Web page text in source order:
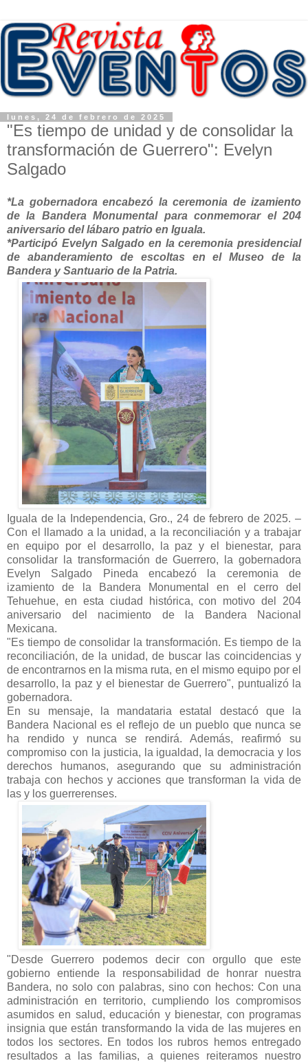
lunes, 24 de febrero de 2025
"Es tiempo de unidad y de consolidar la
transformación de Guerrero": Evelyn
Salgado
*La gobernadora encabezó la ceremonia de izamiento
de la Bandera Monumental para conmemorar el 204
aniversario del lábaro patrio en Iguala.
*Participó Evelyn Salgado en la ceremonia presidencial
de abanderamiento de escoltas en el Museo de la
Bandera y Santuario de la Patria.
Iguala de la Independencia, Gro., 24 de febrero de 2025. –
Con el llamado a la unidad, a la reconciliación y a trabajar
en equipo por el desarrollo, la paz y el bienestar, para
consolidar la transformación de Guerrero, la gobernadora
Evelyn Salgado Pineda encabezó la ceremonia de
izamiento de la Bandera Monumental en el cerro del
Tehuehue, en esta ciudad histórica, con motivo del 204
aniversario del nacimiento de la Bandera Nacional
Mexicana.
"Es tiempo de consolidar la transformación. Es tiempo de la
reconciliación, de la unidad, de buscar las coincidencias y
de encontrarnos en la misma ruta, en el mismo equipo por el
desarrollo, la paz y el bienestar de Guerrero", puntualizó la
gobernadora.
En su mensaje, la mandataria estatal destacó que la
Bandera Nacional es el reflejo de un pueblo que nunca se
ha rendido y nunca se rendirá. Además, reafirmó su
compromiso con la justicia, la igualdad, la democracia y los
derechos humanos, asegurando que su administración
trabaja con hechos y acciones que transforman la vida de
las y los guerrerenses.
"Desde Guerrero podemos decir con orgullo que este
gobierno entiende la responsabilidad de honrar nuestra
Bandera, no solo con palabras, sino con hechos: Con una
administración en territorio, cumpliendo los compromisos
asumidos en salud, educación y bienestar, con programas
insignia que están transformando la vida de las mujeres en
todos los sectores. En todos los rubros hemos entregado
resultados a las familias, a quienes reiteramos nuestro